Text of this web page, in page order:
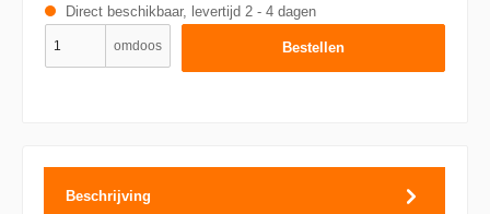
Direct beschikbaar, levertijd 2 - 4 dagen
omdoos Bestellen
Beschrijving